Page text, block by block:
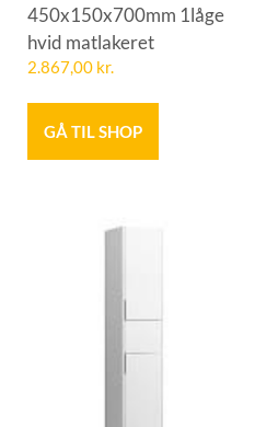
450x150x700mm 1låge
hvid matlakeret
2.867,00 kr.
GÅ TIL SHOP